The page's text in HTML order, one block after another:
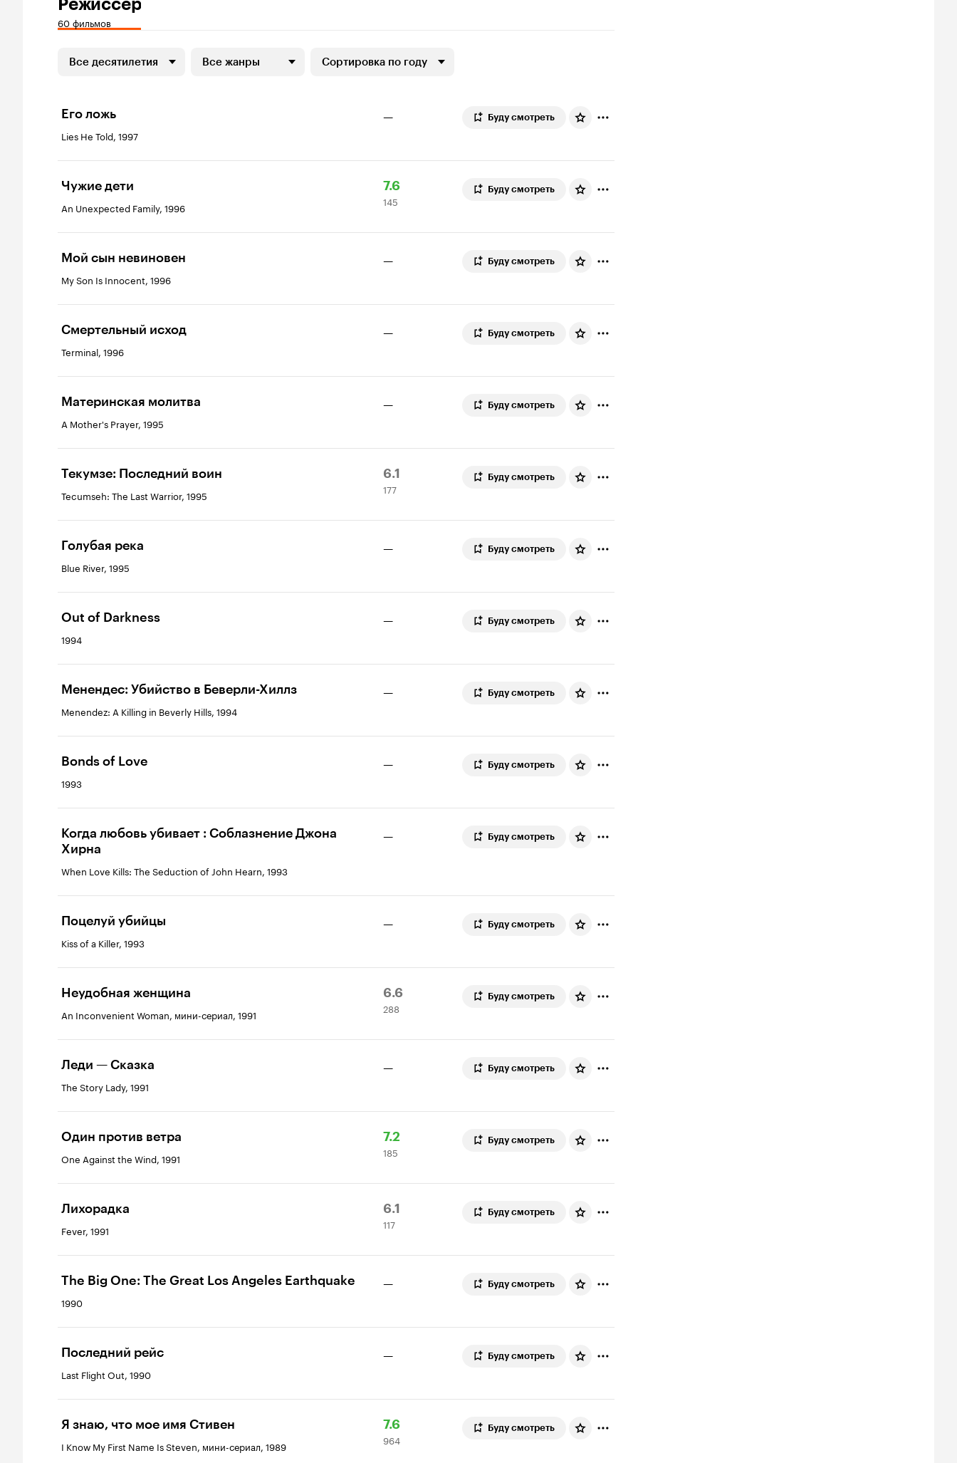
60 фильмов
Все десятилетия Все жанры Сортировка по году
Его ложь
Lies He Told, 1997
— Буду смотреть
Чужие дети
An Unexpected Family, 1996
Рейтинг
Кинопоиска
7.6
145
оценок
145
Буду смотреть
Мой сын невиновен
My Son Is Innocent, 1996
— Буду смотреть
Смертельный исход
Terminal, 1996
— Буду смотреть
Материнская молитва
A Mother's Prayer, 1995
— Буду смотреть
Текумзе: Последний воин
Tecumseh: The Last Warrior, 1995
Рейтинг
Кинопоиска
6.1
177
оценок
177
Буду смотреть
Голубая река
Blue River, 1995
— Буду смотреть
Out of Darkness
1994
— Буду смотреть
Менендес: Убийство в Беверли-Хиллз
Menendez: A Killing in Beverly Hills, 1994
— Буду смотреть
Bonds of Love
1993
— Буду смотреть
Когда любовь убивает : Соблазнение Джона
Хирна
When Love Kills: The Seduction of John Hearn, 1993
— Буду смотреть
Поцелуй убийцы
Kiss of a Killer, 1993
— Буду смотреть
Неудобная женщина
An Inconvenient Woman, мини-сериал, 1991
Рейтинг
Кинопоиска
6.6
288
оценок
288
Буду смотреть
Леди — Сказка
The Story Lady, 1991
— Буду смотреть
Один против ветра
One Against the Wind, 1991
Рейтинг
Кинопоиска
7.2
185
оценок
185
Буду смотреть
Лихорадка
Fever, 1991
Рейтинг
Кинопоиска
6.1
117
оценок
117
Буду смотреть
The Big One: The Great Los Angeles Earthquake
1990
— Буду смотреть
Последний рейс
Last Flight Out, 1990
— Буду смотреть
Я знаю, что мое имя Стивен
I Know My First Name Is Steven, мини-сериал, 1989
Рейтинг
Кинопоиска
7.6
964
оценки
964
Буду смотреть